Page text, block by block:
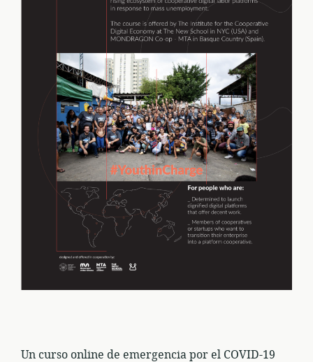
Un curso online de emergencia por el COVID-19